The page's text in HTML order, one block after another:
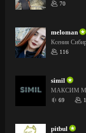
70
meloman
Ксения
116
simil
МАКСИМ
69
pitbul